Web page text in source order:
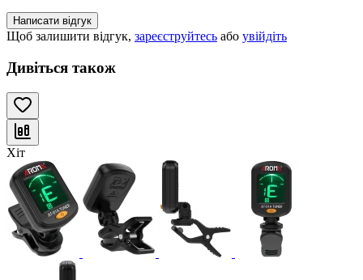
Написати відгук
Щоб залишити відгук, зареєструйтесь або увійдіть
Дивіться також
Хіт